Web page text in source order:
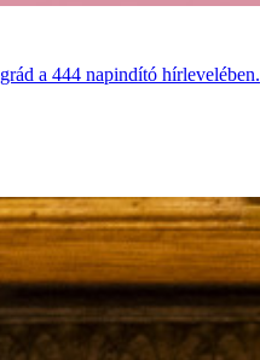
a 444 napindító hírlevelében.